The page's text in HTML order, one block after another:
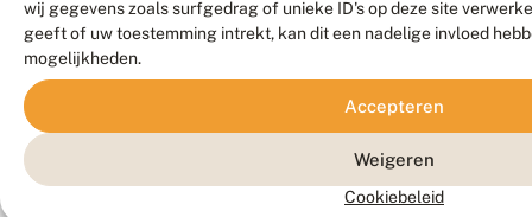
wij gegevens zoals surfgedrag of unieke ID's op deze site
geeft of uw toestemming intrekt, kan dit een nadelige invloed
mogelijkheden.
Accepteren
Weigeren
Cookiebeleid
Korea
Japan.